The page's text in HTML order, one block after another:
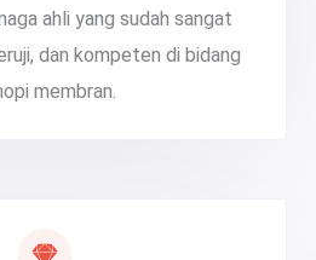
ahli yang sudah sangat
dan kompeten di bidang
membran.